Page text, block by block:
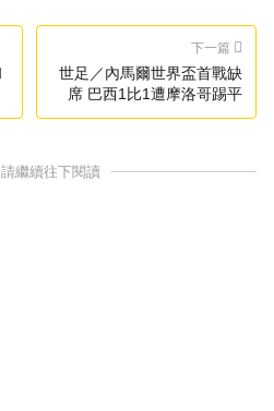
下一篇
世足／內馬爾世界盃首戰缺
席 巴西1比1遭摩洛哥踢平
繼續往下閱讀